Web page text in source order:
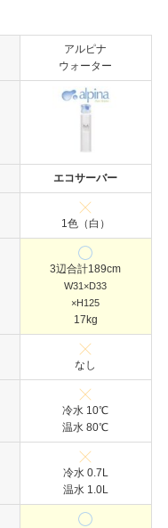
アルピナ
ウォーター
エコサーバー
1色（白）
3辺合計189cm
W31×D33
×H125
17kg
なし
冷水 10℃
温水 80℃
冷水 0.7L
温水 1.0L